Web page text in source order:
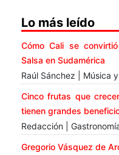
Lo más leído
Cómo Cali se
Salsa en Sudamérica
Raúl Sánchez | Música
Cinco frutas que
tienen grandes
Redacción |
Gregorio Vásquez de